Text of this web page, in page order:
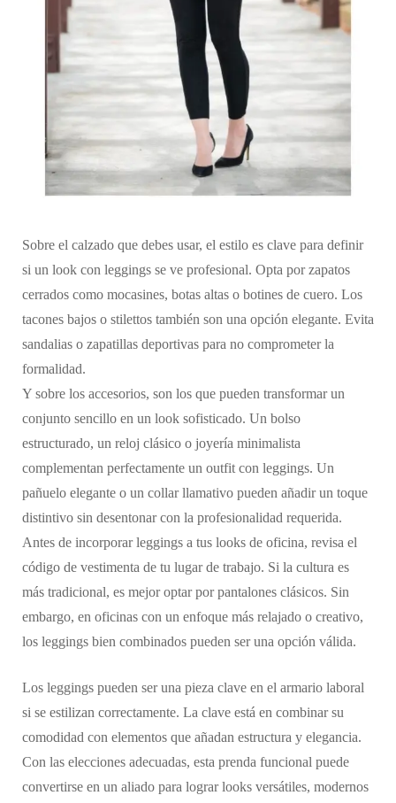
Sobre el calzado que debes usar, el estilo es clave para definir
si un look con leggings se ve profesional. Opta por zapatos
cerrados como mocasines, botas altas o botines de cuero. Los
tacones bajos o stilettos también son una opción elegante. Evita
sandalias o zapatillas deportivas para no comprometer la
formalidad.
Y sobre los accesorios, son los que pueden transformar un
conjunto sencillo en un look sofisticado. Un bolso
estructurado, un reloj clásico o joyería minimalista
complementan perfectamente un outfit con leggings. Un
pañuelo elegante o un collar llamativo pueden añadir un toque
distintivo sin desentonar con la profesionalidad requerida.
Antes de incorporar leggings a tus looks de oficina, revisa el
código de vestimenta de tu lugar de trabajo. Si la cultura es
más tradicional, es mejor optar por pantalones clásicos. Sin
embargo, en oficinas con un enfoque más relajado o creativo,
los leggings bien combinados pueden ser una opción válida.
Los leggings pueden ser una pieza clave en el armario laboral
si se estilizan correctamente. La clave está en combinar su
comodidad con elementos que añadan estructura y elegancia.
Con las elecciones adecuadas, esta prenda funcional puede
convertirse en un aliado para lograr looks versátiles, modernos